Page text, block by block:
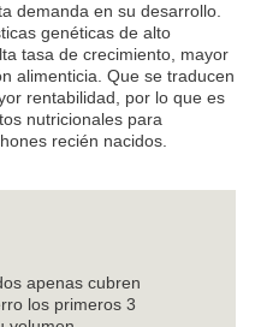
demanda en su desarrollo.
genéticas de alto
tasa de crecimiento, mayor
alimenticia. Que se traducen
rentabilidad, por lo que es
nutricionales para
recién nacidos.
apenas cubren
los primeros 3